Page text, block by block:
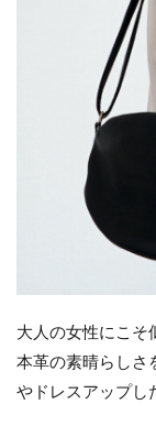
大人の女性にこそ
本革の素晴らしさ
やドレスアップし